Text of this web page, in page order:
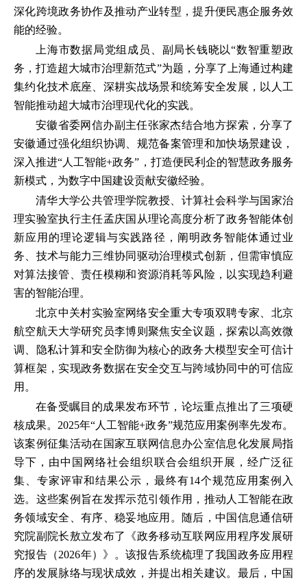
深化跨境政务协作及推动产业转型，提升便民惠企服务效
能的经验。
上海市数据局党组成员、副局长钱晓以“数智重塑政
务，打造超大城市治理新范式”为题，分享了上海通过构建
集约化技术底座、深耕实战场景和统筹安全发展，以人工
智能推动超大城市治理现代化的实践。
安徽省委网信办副主任张家杰结合地方探索，分享了
安徽通过强化组织协调、规范备案管理和加快场景建设，
深入推进“人工智能+政务”，打造便民利企的智慧政务服务
新模式，为数字中国建设贡献安徽经验。
清华大学公共管理学院教授、计算社会科学与国家治
理实验室执行主任孟庆国从理论高度分析了政务智能体创
新应用的理论逻辑与实践路径，阐明政务智能体通过业
务、技术与能力三维协同驱动治理模式创新，但需审慎应
对算法接管、责任模糊和资源消耗等风险，以实现趋利避
害的智能治理。
北京中关村实验室网络安全重大专项双聘专家、北京
航空航天大学研究员李博则聚焦安全议题，探索以高效微
调、隐私计算和安全防御为核心的政务大模型安全可信计
算框架，实现政务数据在安全交互与跨域协同中的可信应
用。
在备受瞩目的成果发布环节，论坛重点推出了三项硬
核成果。2025年“人工智能+政务”规范应用案例率先发布。
该案例征集活动在国家互联网信息办公室信息化发展局指
导下，由中国网络社会组织联合会组织开展，经广泛征
集、专家评审和结果公示，最终有14个规范应用案例入
选。这些案例旨在发挥示范引领作用，推动人工智能在政
务领域安全、有序、稳妥地应用。随后，中国信息通信研
究院副院长敖立发布了《政务移动互联网应用程序发展研
究报告（2026年）》。该报告系统梳理了我国政务应用程
序的发展脉络与现状成效，并提出相关建议。最后，中国